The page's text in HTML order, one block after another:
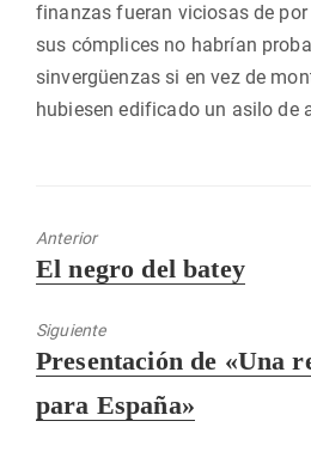
finanzas fueran viciosas de
sus cómplices no habrían
sinvergüenzas si en vez de
hubiesen edificado un asilo de
Anterior
Entrada
El negro del batey
Siguiente
Entrada
Presentación de «Una
para España»